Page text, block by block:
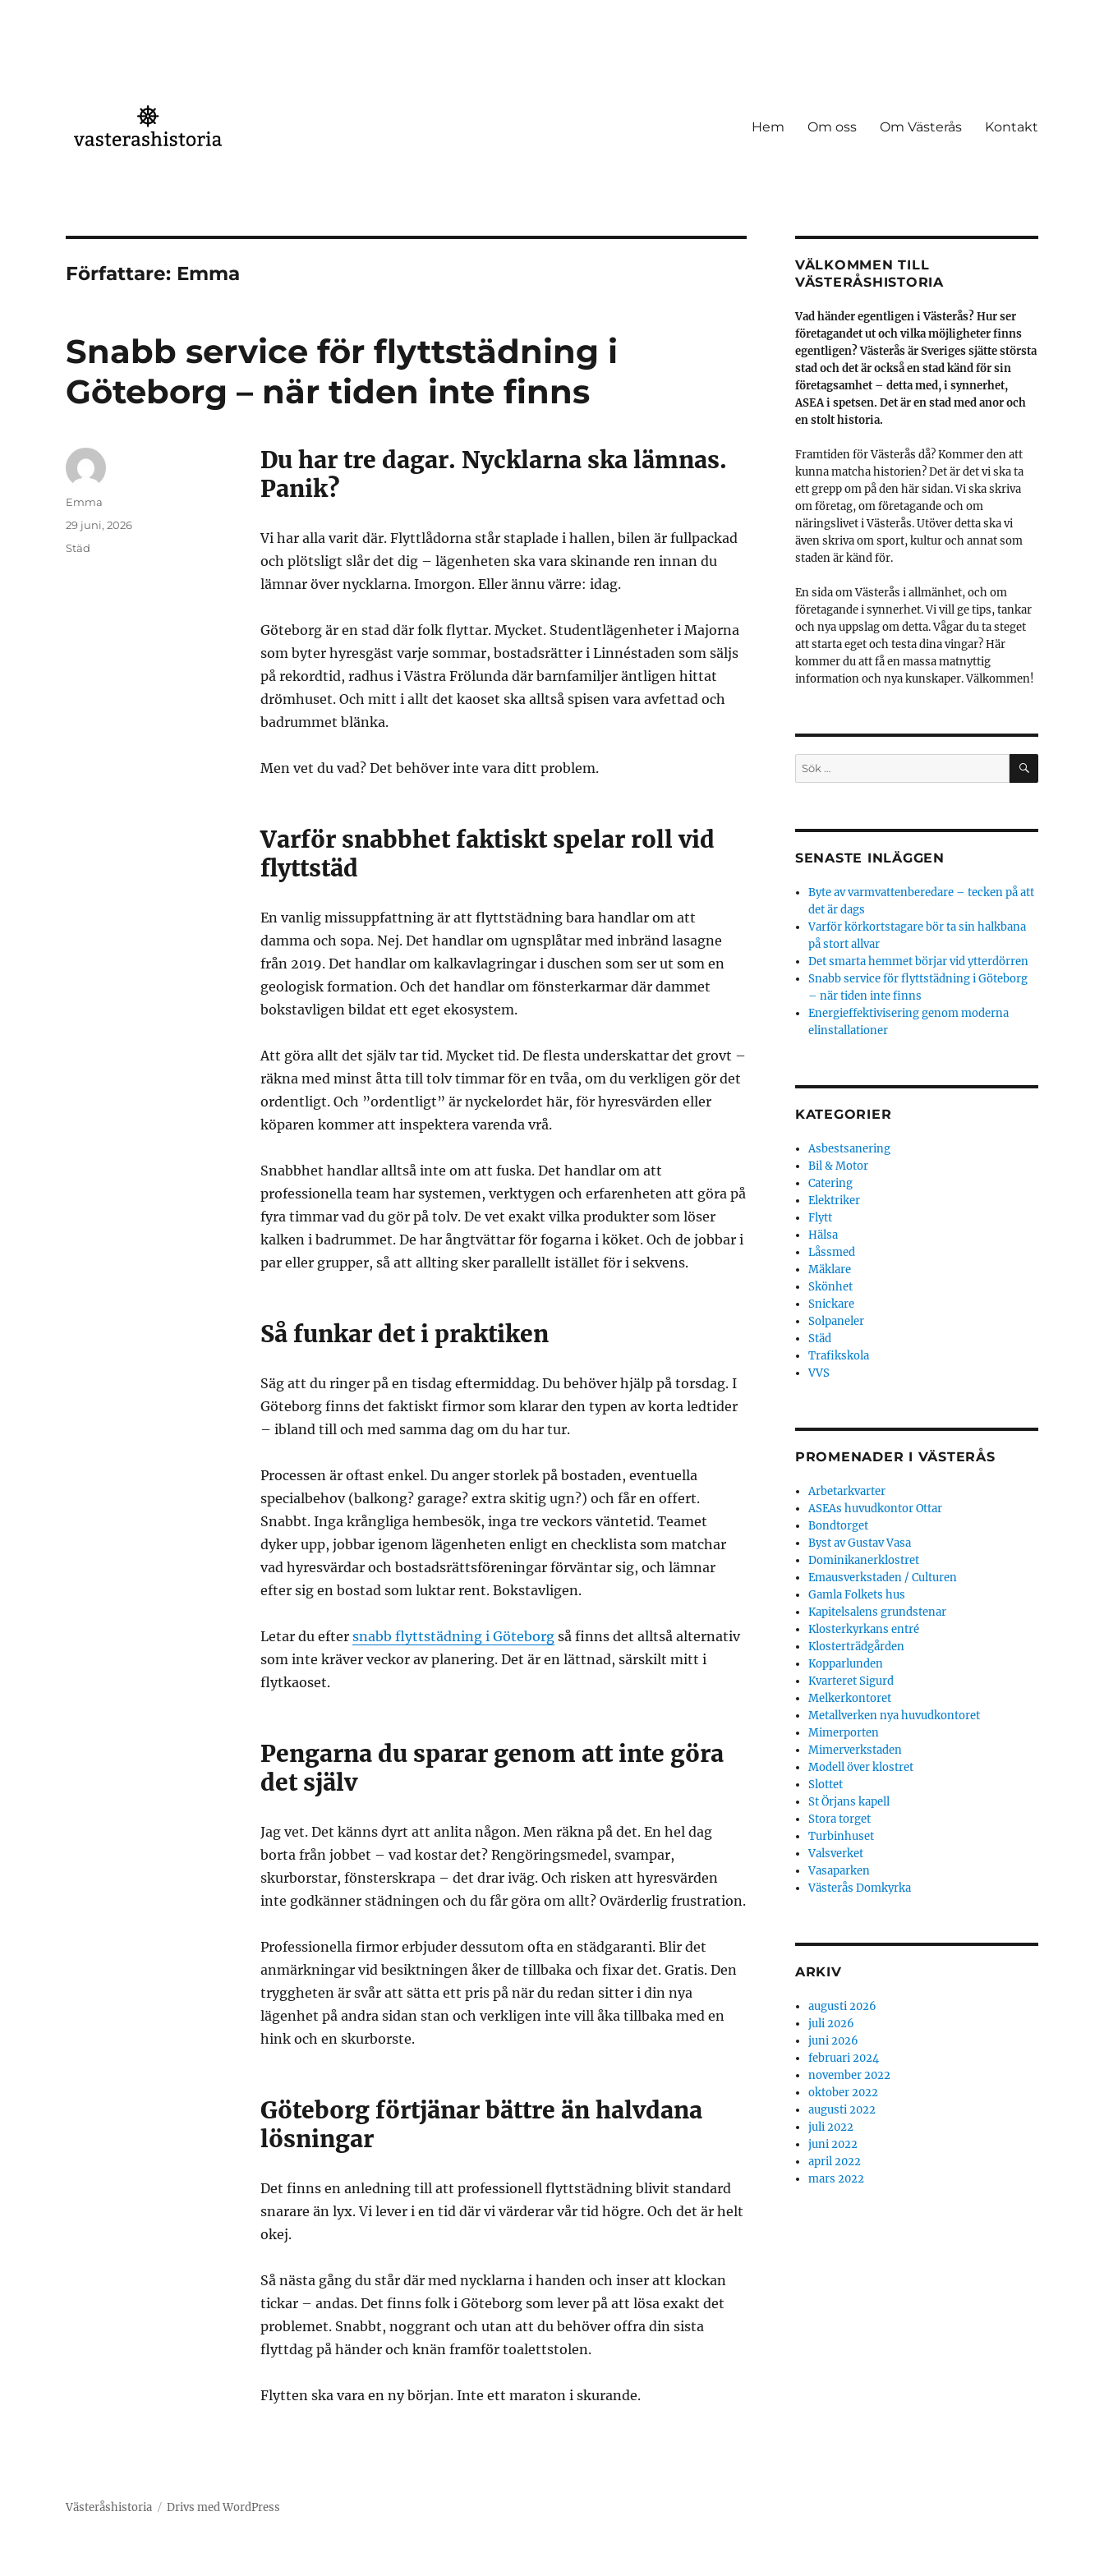
Hem Om oss Om Västerås Kontakt
Författare: Emma
Snabb service för flyttstädning i
Göteborg – när tiden inte finns
Du har tre dagar. Nycklarna ska lämnas.
Panik?
Vi har alla varit där. Flyttlådorna står staplade i hallen, bilen är fullpackad
och plötsligt slår det dig – lägenheten ska vara skinande ren innan du
lämnar över nycklarna. Imorgon. Eller ännu värre: idag.
Göteborg är en stad där folk flyttar. Mycket. Studentlägenheter i Majorna
som byter hyresgäst varje sommar, bostadsrätter i Linnéstaden som säljs
på rekordtid, radhus i Västra Frölunda där barnfamiljer äntligen hittat
drömhuset. Och mitt i allt det kaoset ska alltså spisen vara avfettad och
badrummet blänka.
Men vet du vad? Det behöver inte vara ditt problem.
Varför snabbhet faktiskt spelar roll vid
flyttstäd
En vanlig missuppfattning är att flyttstädning bara handlar om att
damma och sopa. Nej. Det handlar om ugnsplåtar med inbränd lasagne
från 2019. Det handlar om kalkavlagringar i duschen som ser ut som en
geologisk formation. Och det handlar om fönsterkarmar där dammet
bokstavligen bildat ett eget ekosystem.
Att göra allt det själv tar tid. Mycket tid. De flesta underskattar det grovt –
räkna med minst åtta till tolv timmar för en tvåa, om du verkligen gör det
ordentligt. Och ”ordentligt” är nyckelordet här, för hyresvärden eller
köparen kommer att inspektera varenda vrå.
Snabbhet handlar alltså inte om att fuska. Det handlar om att
professionella team har systemen, verktygen och erfarenheten att göra på
fyra timmar vad du gör på tolv. De vet exakt vilka produkter som löser
kalken i badrummet. De har ångtvättar för fogarna i köket. Och de jobbar i
par eller grupper, så att allting sker parallellt istället för i sekvens.
Så funkar det i praktiken
Säg att du ringer på en tisdag eftermiddag. Du behöver hjälp på torsdag. I
Göteborg finns det faktiskt firmor som klarar den typen av korta ledtider
– ibland till och med samma dag om du har tur.
Processen är oftast enkel. Du anger storlek på bostaden, eventuella
specialbehov (balkong? garage? extra skitig ugn?) och får en offert.
Snabbt. Inga krångliga hembesök, inga tre veckors väntetid. Teamet
dyker upp, jobbar igenom lägenheten enligt en checklista som matchar
vad hyresvärdar och bostadsrättsföreningar förväntar sig, och lämnar
efter sig en bostad som luktar rent. Bokstavligen.
Letar du efter snabb flyttstädning i Göteborgså finns det alltså alternativ
som inte kräver veckor av planering. Det är en lättnad, särskilt mitt i
flytkaoset.
Pengarna du sparar genom att inte göra
det själv
Jag vet. Det känns dyrt att anlita någon. Men räkna på det. En hel dag
borta från jobbet – vad kostar det? Rengöringsmedel, svampar,
skurborstar, fönsterskrapa – det drar iväg. Och risken att hyresvärden
inte godkänner städningen och du får göra om allt? Ovärderlig frustration.
Professionella firmor erbjuder dessutom ofta en städgaranti. Blir det
anmärkningar vid besiktningen åker de tillbaka och fixar det. Gratis. Den
tryggheten är svår att sätta ett pris på när du redan sitter i din nya
lägenhet på andra sidan stan och verkligen inte vill åka tillbaka med en
hink och en skurborste.
Göteborg förtjänar bättre än halvdana
lösningar
Det finns en anledning till att professionell flyttstädning blivit standard
snarare än lyx. Vi lever i en tid där vi värderar vår tid högre. Och det är helt
okej.
Så nästa gång du står där med nycklarna i handen och inser att klockan
tickar – andas. Det finns folk i Göteborg som lever på att lösa exakt det
problemet. Snabbt, noggrant och utan att du behöver offra din sista
flyttdag på händer och knän framför toalettstolen.
Flytten ska vara en ny början. Inte ett maraton i skurande.
Författare
Emma
Publicerat
den
29 juni, 2026
Kategorier
Städ
VÄLKOMMEN TILL
VÄSTERÅSHISTORIA
Vad händer egentligen i Västerås? Hur ser
företagandet ut och vilka möjligheter finns
egentligen? Västerås är Sveriges sjätte största
stad och det är också en stad känd för sin
företagsamhet – detta med, i synnerhet,
ASEA i spetsen. Det är en stad med anor och
en stolt historia.
Framtiden för Västerås då? Kommer den att
kunna matcha historien? Det är det vi ska ta
ett grepp om på den här sidan. Vi ska skriva
om företag, om företagande och om
näringslivet i Västerås. Utöver detta ska vi
även skriva om sport, kultur och annat som
staden är känd för.
En sida om Västerås i allmänhet, och om
företagande i synnerhet. Vi vill ge tips, tankar
och nya uppslag om detta. Vågar du ta steget
att starta eget och testa dina vingar? Här
kommer du att få en massa matnyttig
information och nya kunskaper. Välkommen!
Sök
efter:
SÖK
SENASTE INLÄGGEN
Byte av varmvattenberedare – tecken på att
det är dags
Varför körkortstagare bör ta sin halkbana
på stort allvar
Det smarta hemmet börjar vid ytterdörren
Snabb service för flyttstädning i Göteborg
– när tiden inte finns
Energieffektivisering genom moderna
elinstallationer
KATEGORIER
Asbestsanering
Bil & Motor
Catering
Elektriker
Flytt
Hälsa
Låssmed
Mäklare
Skönhet
Snickare
Solpaneler
Städ
Trafikskola
VVS
PROMENADER I VÄSTERÅS
Arbetarkvarter
ASEAs huvudkontor Ottar
Bondtorget
Byst av Gustav Vasa
Dominikanerklostret
Emausverkstaden / Culturen
Gamla Folkets hus
Kapitelsalens grundstenar
Klosterkyrkans entré
Klosterträdgården
Kopparlunden
Kvarteret Sigurd
Melkerkontoret
Metallverken nya huvudkontoret
Mimerporten
Mimerverkstaden
Modell över klostret
Slottet
St Örjans kapell
Stora torget
Turbinhuset
Valsverket
Vasaparken
Västerås Domkyrka
ARKIV
augusti 2026
juli 2026
juni 2026
februari 2024
november 2022
oktober 2022
augusti 2022
juli 2022
juni 2022
april 2022
mars 2022
Västeråshistoria Drivs med WordPress